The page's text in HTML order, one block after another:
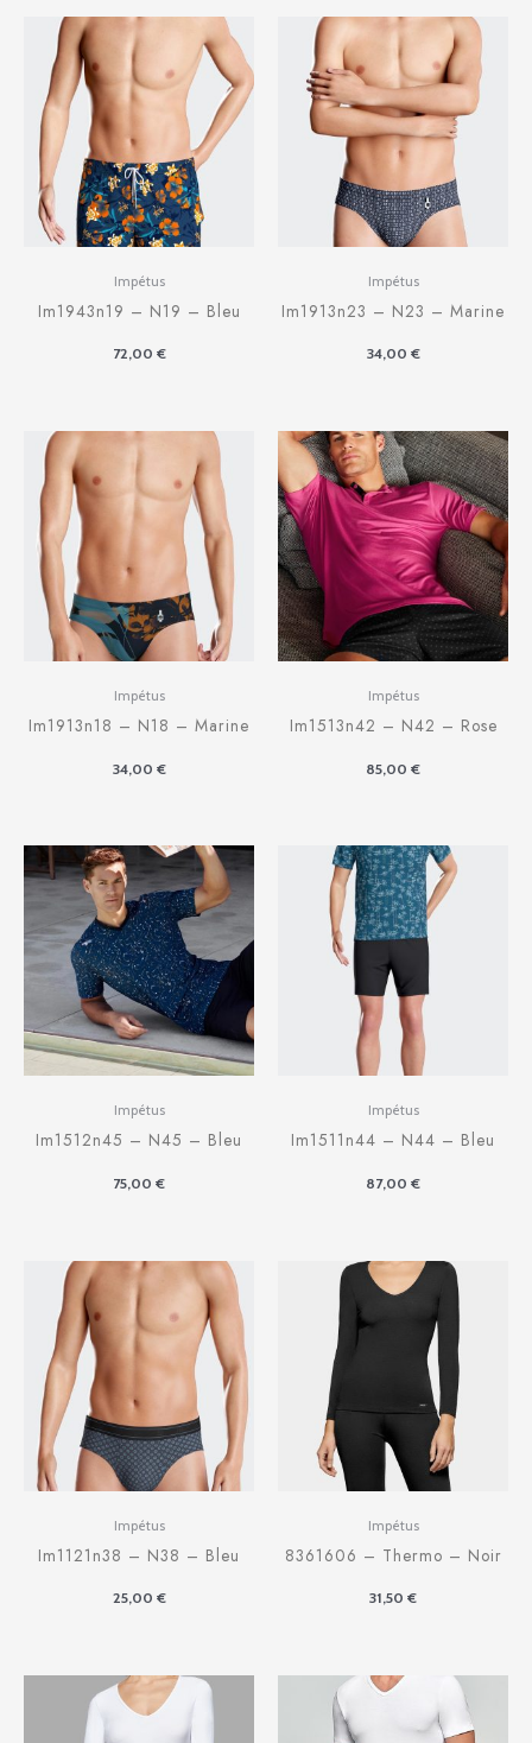
Impétus
Im1943n19 – N19 – Bleu
72,00 €
Impétus
Im1913n23 – N23 – Marine
34,00 €
Impétus
Im1913n18 – N18 – Marine
34,00 €
Impétus
Im1513n42 – N42 – Rose
85,00 €
Impétus
Im1512n45 – N45 – Bleu
75,00 €
Impétus
Im1511n44 – N44 – Bleu
87,00 €
Impétus
Im1121n38 – N38 – Bleu
25,00 €
Impétus
8361606 – Thermo – Noir
31,50 €